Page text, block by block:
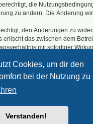
Cookies, um dir den
bei der Nutzung zu
Verstanden!
die
zu ändern. Die Änderung
den Änderungen zu
erlischt das zwischen dem
mit sofortiger
als anerkannt und
hat.
Umgang mit deinen
enthalten.